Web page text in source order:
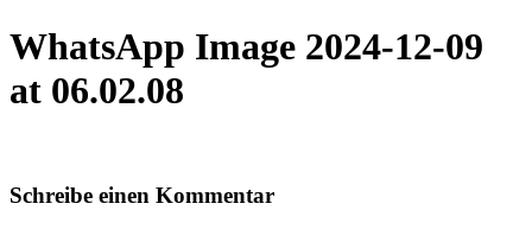
WhatsApp Image 2024-12-09
at 06.02.08
Schreibe einen Kommentar